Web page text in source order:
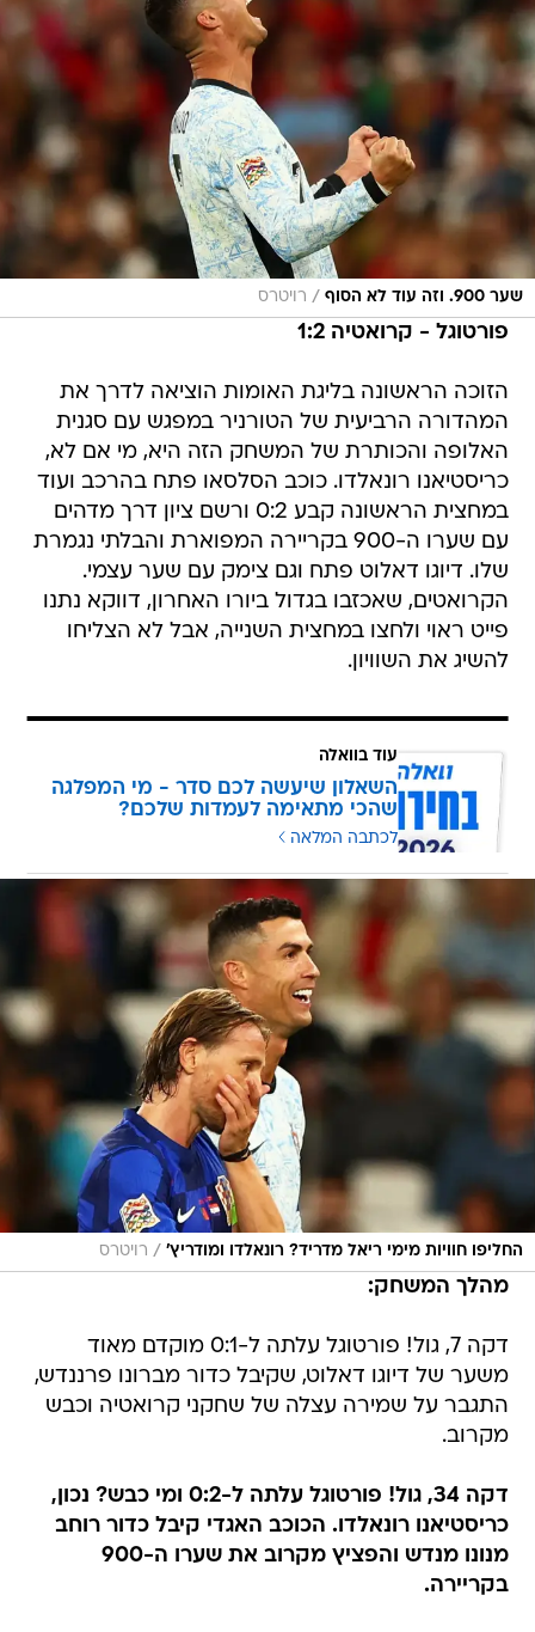
שער 900. וזה עוד לא הסוף / רויטרס
פורטוגל - קרואטיה 1:2
הזוכה הראשונה בליגת האומות הוציאה לדרך את
המהדורה הרביעית של הטורניר במפגש עם סגנית
האלופה והכותרת של המשחק הזה היא, מי אם לא,
כריסטיאנו רונאלדו. כוכב הסלסאו פתח בהרכב ועוד
במחצית הראשונה קבע 0:2 ורשם ציון דרך מדהים
עם שערו ה-900 בקריירה המפוארת והבלתי נגמרת
שלו. דיוגו דאלוט פתח וגם צימק עם שער עצמי.
הקרואטים, שאכזבו בגדול ביורו האחרון, דווקא נתנו
פייט ראוי ולחצו במחצית השנייה, אבל לא הצליחו
להשיג את השוויון.
עוד בוואלה
השאלון שיעשה לכם סדר - מי המפלגה
שהכי מתאימה לעמדות שלכם?
לכתבה המלאה
החליפו חוויות מימי ריאל מדריד? רונאלדו ומודריץ' / רויטרס
מהלך המשחק:
דקה 7, גול! פורטוגל עלתה ל-0:1 מוקדם מאוד
משער של דיוגו דאלוט, שקיבל כדור מברונו פרננדש,
התגבר על שמירה עצלה של שחקני קרואטיה וכבש
מקרוב.
דקה 34, גול! פורטוגל עלתה ל-0:2 ומי כבש? נכון,
כריסטיאנו רונאלדו. הכוכב האגדי קיבל כדור רוחב
מנונו מנדש והפציץ מקרוב את שערו ה-900
בקריירה.